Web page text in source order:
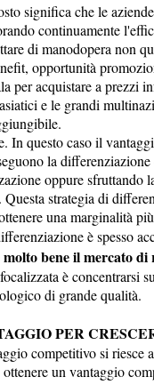
significa che le
continuamente
di manodopera non
opportunità
per acquistare a prezzi
e le grandi
In questo caso il
la
oppure sfruttando
strategia di
una marginalità
è spesso
molto bene il mercato
è concentrarsi
di grande qualità.
PER
competitivo si riesce
un vantaggio